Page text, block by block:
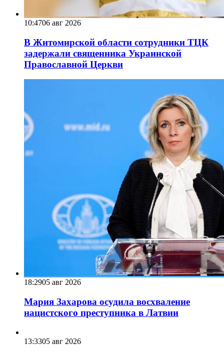
10:4706 авг 2026
В Житомирской области сотрудники ТЦК
задержали священника Украинской
Православной Церкви
18:2905 авг 2026
Мария Захарова осудила восхваление
нацистского преступника в Латвии
13:3305 авг 2026